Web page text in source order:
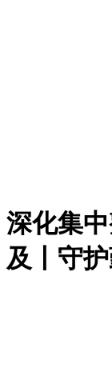
深化集
及丨守